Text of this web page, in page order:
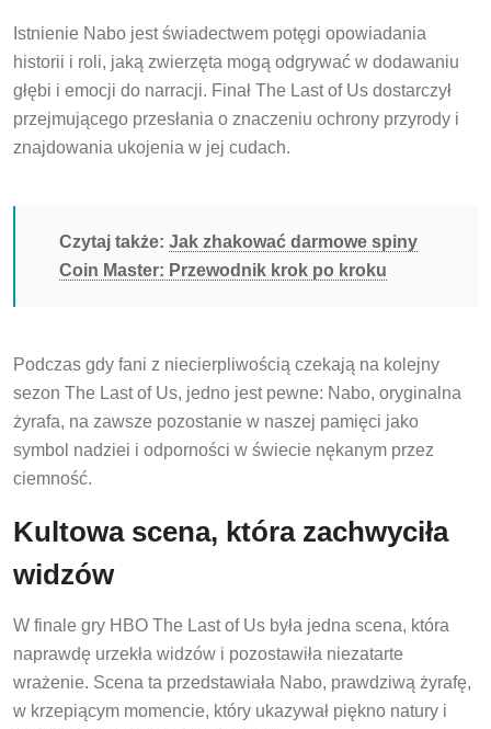
Istnienie Nabo jest świadectwem potęgi opowiadania
historii i roli, jaką zwierzęta mogą odgrywać w dodawaniu
głębi i emocji do narracji. Finał The Last of Us dostarczył
przejmującego przesłania o znaczeniu ochrony przyrody i
znajdowania ukojenia w jej cudach.
Czytaj także: Jak zhakować darmowe spiny
Coin Master: Przewodnik krok po kroku
Podczas gdy fani z niecierpliwością czekają na kolejny
sezon The Last of Us, jedno jest pewne: Nabo, oryginalna
żyrafa, na zawsze pozostanie w naszej pamięci jako
symbol nadziei i odporności w świecie nękanym przez
ciemność.
Kultowa scena, która zachwyciła
widzów
W finale gry HBO The Last of Us była jedna scena, która
naprawdę urzekła widzów i pozostawiła niezatarte
wrażenie. Scena ta przedstawiała Nabo, prawdziwą żyrafę,
w krzepiącym momencie, który ukazywał piękno natury i